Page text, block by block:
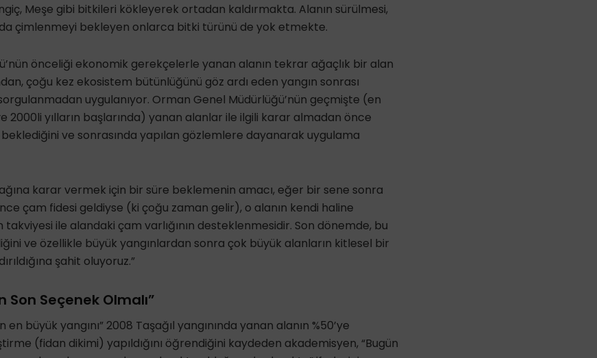
Meşe gibi bitkileri kökleyerek ortadan kaldırmakta. Alanın sürülmesi,
çimlenmeyi bekleyen onlarca bitki türünü de yok etmekte.
önceliği ekonomik gerekçelerle yanan alanın tekrar ağaçlık bir alan
çoğu kez ekosistem bütünlüğünü göz ardı eden yangın sonrası
uygulanıyor. Orman Genel Müdürlüğü’nün geçmişte (en
ve 2000li yılların başlarında) yanan alanlar ile ilgili karar almadan önce
ve sonrasında yapılan gözlemlere dayanarak uygulama
karar vermek için bir süre beklemenin amacı, eğer bir sene sonra
çam fidesi geldiyse (ki çoğu zaman gelir), o alanın kendi haline
takviyesi ile alandaki çam varlığının desteklenmesidir. Son dönemde, bu
ve özellikle büyük yangınlardan sonra çok büyük alanların kitlesel bir
şahit oluyoruz.”
Son Seçenek Olmalı”
en büyük yangını” 2008 Taşağıl yangınında yanan alanın %50’ye
(fidan dikimi) yapıldığını öğrendiğini kaydeden akademisyen, “Bugün